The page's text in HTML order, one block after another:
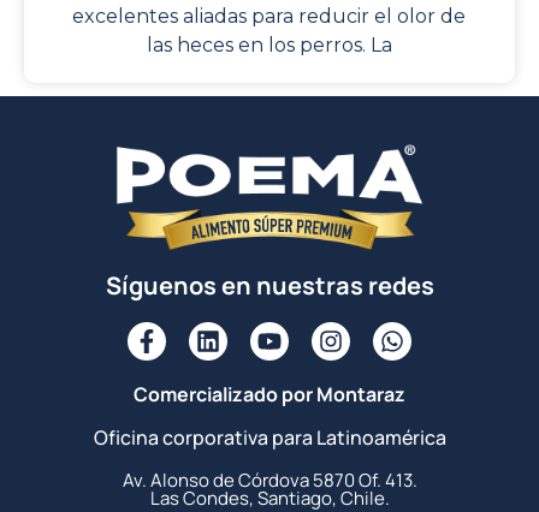
excelentes aliadas para reducir el olor de
las heces en los perros. La
Comercializado por Montaraz
Oficina corporativa para Latinoamérica
Av. Alonso de Córdova 5870 Of. 413.
Las Condes, Santiago, Chile.
Síguenos en nuestras redes